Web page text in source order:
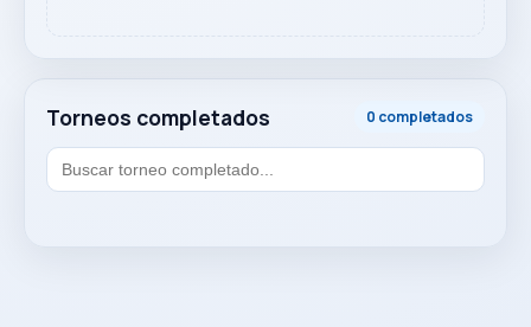
Torneos completados 0 completados